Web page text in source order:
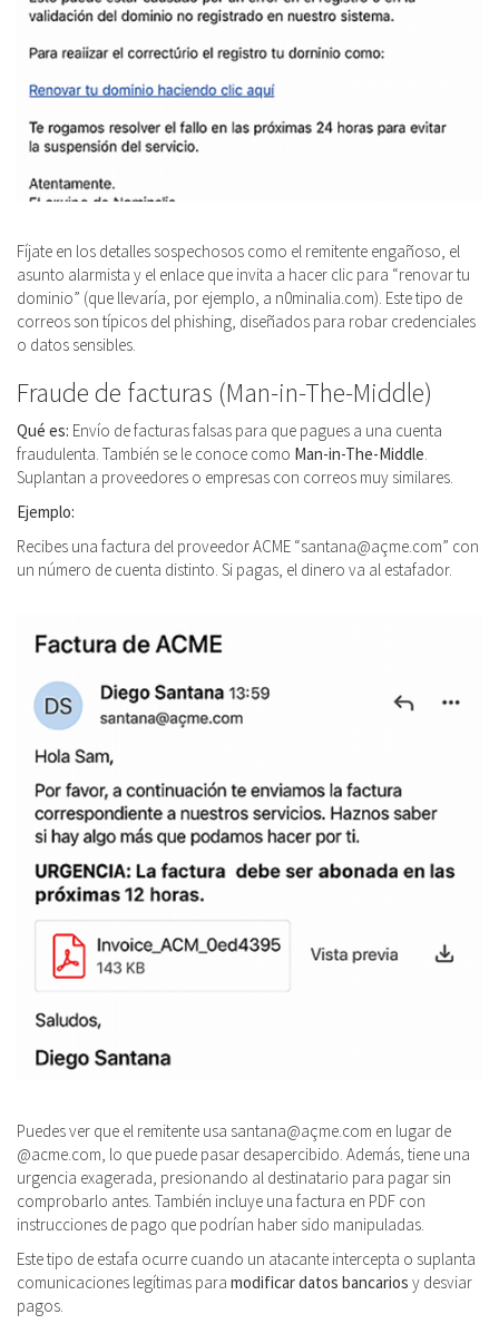
Fíjate en los detalles sospechosos como el remitente engañoso, el
asunto alarmista y el enlace que invita a hacer clic para “renovar tu
dominio” (que llevaría, por ejemplo, a n0minaIia.com). Este tipo de
correos son típicos del phishing, diseñados para robar credenciales
o datos sensibles.
Fraude de facturas (Man-in-The-Middle)
Qué es: Envío de facturas falsas para que pagues a una cuenta
fraudulenta. También se le conoce como Man-in-The-Middle.
Suplantan a proveedores o empresas con correos muy similares.
Ejemplo:
Recibes una factura del proveedor ACME “santana@açme.com” con
un número de cuenta distinto. Si pagas, el dinero va al estafador.
Puedes ver que el remitente usa santana@açme.com en lugar de
@acme.com, lo que puede pasar desapercibido. Además, tiene una
urgencia exagerada, presionando al destinatario para pagar sin
comprobarlo antes. También incluye una factura en PDF con
instrucciones de pago que podrían haber sido manipuladas.
Este tipo de estafa ocurre cuando un atacante intercepta o suplanta
comunicaciones legítimas para modificar datos bancarios y desviar
pagos.